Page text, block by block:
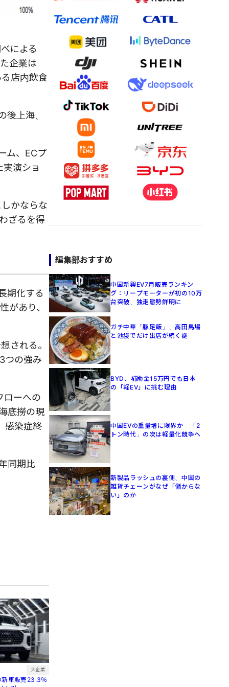
による
企業は
店内飲食
上海、
ム、ECプ
演ショ
かならな
ざるを得
期化する
があり、
される。
つの強み
ローへの
底撈の現
感染症終
同期比
大企業
車販売23.3％
編集部おすすめ
中国新興EV7月販売ランキン
グ：リープモーターが初の10万
台突破、独走態勢鮮明に
ガチ中華「豚足飯」、高田馬場
と池袋でだけ出店が続く謎
BYD、補助金15万円でも日本
の「軽EV」に挑む理由
中国EVの重量増に限界か 「2
トン時代」の次は軽量化競争へ
新製品ラッシュの裏側、中国の
雑貨チェーンがなぜ「儲からな
い」のか